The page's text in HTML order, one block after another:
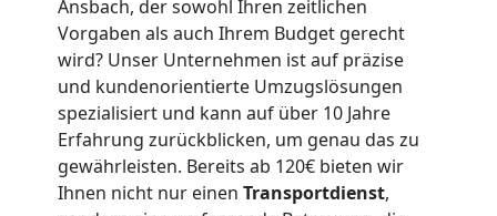
Ansbach, der sowohl Ihren zeitlichen
Vorgaben als auch Ihrem Budget gerecht
wird? Unser Unternehmen ist auf präzise
und kundenorientierte Umzugslösungen
spezialisiert und kann auf über 10 Jahre
Erfahrung zurückblicken, um genau das zu
gewährleisten. Bereits ab 120€ bieten wir
Ihnen nicht nur einen Transportdienst,
Mann